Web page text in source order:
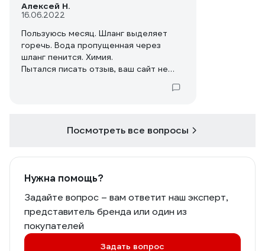
Алексей Н.
16.06.2022
Пользуюсь месяц. Шланг выделяет
горечь. Вода пропущенная через
шланг пенится. Химия.
Пытался писать отзыв, ваш сайт не
Посмотреть все вопросы
Нужна помощь?
Задайте вопрос – вам ответит наш эксперт,
представитель бренда или один из
покупателей
Задать вопрос